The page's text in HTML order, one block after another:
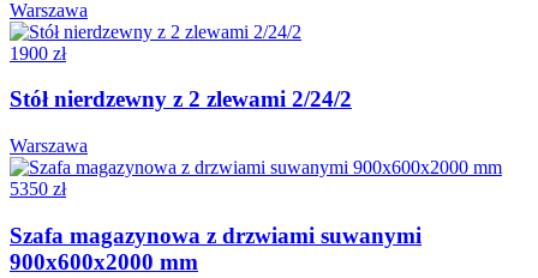
Warszawa
1900 zł
Stół nierdzewny z 2 zlewami 2/24/2
Warszawa
5350 zł
Szafa magazynowa z drzwiami suwanymi
900x600x2000 mm